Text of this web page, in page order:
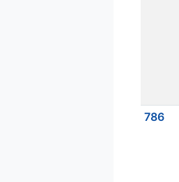
786